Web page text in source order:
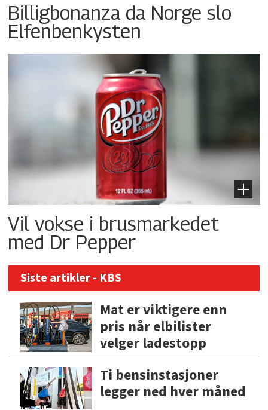
Billigbonanza da Norge slo
Elfenbenkysten
Vil vokse i brusmarkedet
med Dr Pepper
Siste artikler - KBS
Mat er viktigere enn
pris når elbilister
velger ladestopp
Ti bensinstasjoner
legger ned hver måned